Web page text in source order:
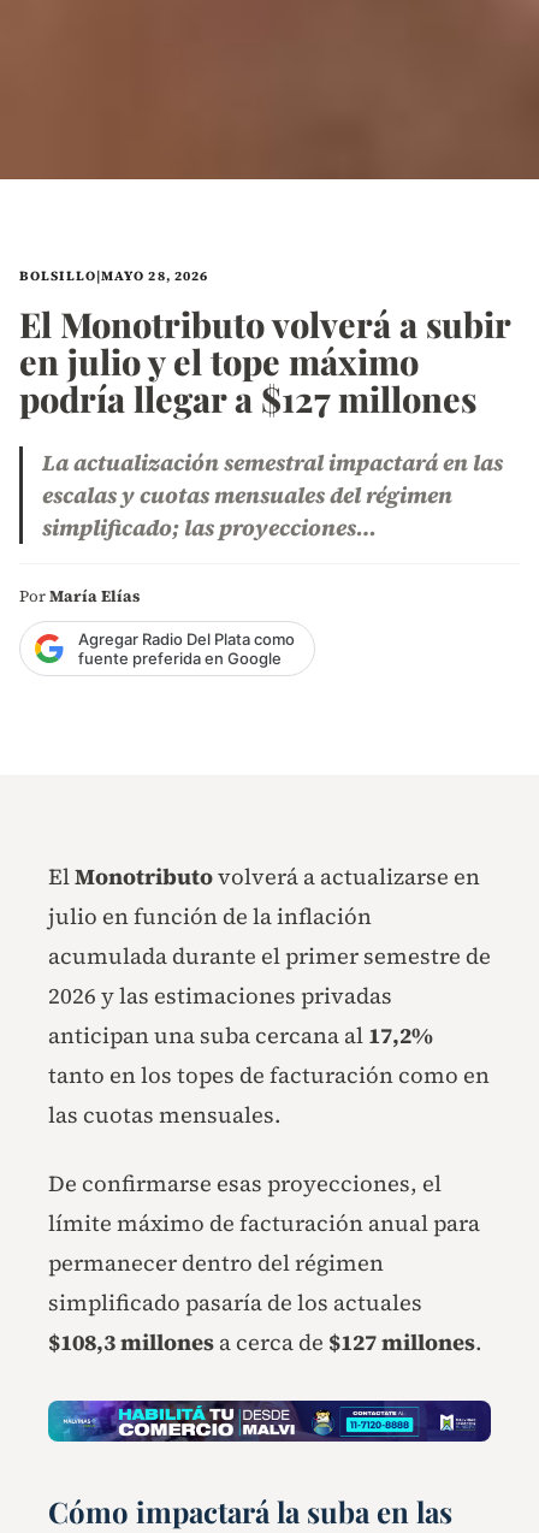
BOLSILLO|MAYO 28, 2026
El Monotributo volverá a subir
en julio y el tope máximo
podría llegar a $127 millones
La actualización semestral impactará en las
escalas y cuotas mensuales del régimen
simplificado; las proyecciones…
PorMaría Elías
Agregar Radio Del Plata como
fuente preferida en Google
ElMonotributovolverá a actualizarse en
julio en función de la inflación
acumulada durante el primer semestre de
2026 y las estimaciones privadas
anticipan una suba cercana al 17,2%
tanto en los topes de facturación como en
las cuotas mensuales.
De confirmarse esas proyecciones, el
límite máximo de facturación anual para
permanecer dentro del régimen
simplificado pasaría de los actuales
$108,3 millones a cerca de $127 millones.
Cómo impactará la suba en las